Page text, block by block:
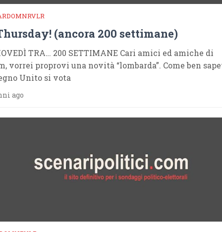
(ancora 200 settimane)
TRA… 200 SETTIMANE Cari amici ed amiche di
vorrei proprovi una novità “lombarda”. Come ben
Unito si vota
ago